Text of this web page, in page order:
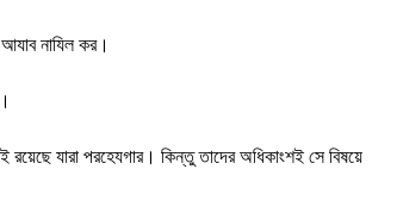
নাযিল কর।
যারা পরহেযগার। কিন্তু তাদের অধিকাংশই সে বিষয়ে